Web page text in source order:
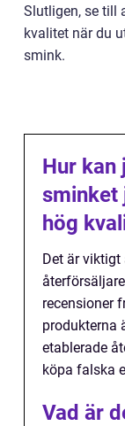
Slutligen, se till
kvalitet när du
smink.
Hur kan
sminket
hög
Det är
recensioner
produkterna
etablerade
köpa falska
Vad är